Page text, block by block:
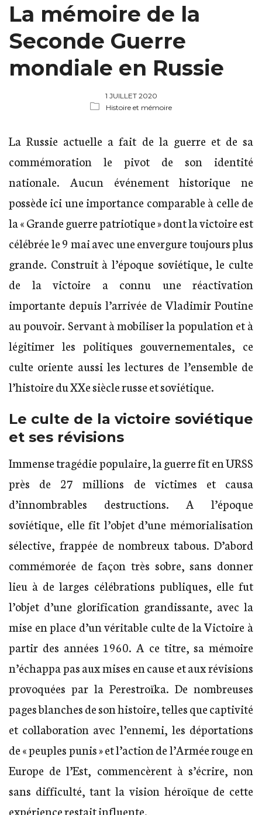
La mémoire de la
Seconde Guerre
mondiale en Russie
1 JUILLET 2020
Histoire et mémoire
La Russie actuelle a fait de la guerre et de sa
commémoration le pivot de son identité
nationale. Aucun événement historique ne
possède ici une importance comparable à celle de
la « Grande guerre patriotique » dont la victoire est
célébrée le 9 mai avec une envergure toujours plus
grande. Construit à l’époque soviétique, le culte
de la victoire a connu une réactivation
importante depuis l’arrivée de Vladimir Poutine
au pouvoir. Servant à mobiliser la population et à
légitimer les politiques gouvernementales, ce
culte oriente aussi les lectures de l’ensemble de
l’histoire du XXe siècle russe et soviétique.
Le culte de la victoire soviétique
et ses révisions
Immense tragédie populaire, la guerre fit en URSS
près de 27 millions de victimes et causa
d’innombrables destructions. A l’époque
soviétique, elle fit l’objet d’une mémorialisation
sélective, frappée de nombreux tabous. D’abord
commémorée de façon très sobre, sans donner
lieu à de larges célébrations publiques, elle fut
l’objet d’une glorification grandissante, avec la
mise en place d’un véritable culte de la Victoire à
partir des années 1960. A ce titre, sa mémoire
n’échappa pas aux mises en cause et aux révisions
provoquées par la Perestroïka. De nombreuses
pages blanches de son histoire, telles que captivité
et collaboration avec l’ennemi, les déportations
de « peuples punis » et l’action de l’Armée rouge en
Europe de l’Est, commencèrent à s’écrire, non
sans difficulté, tant la vision héroïque de cette
expérience restait influente.